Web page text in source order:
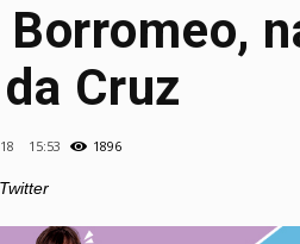
Cruz
15:53 1896